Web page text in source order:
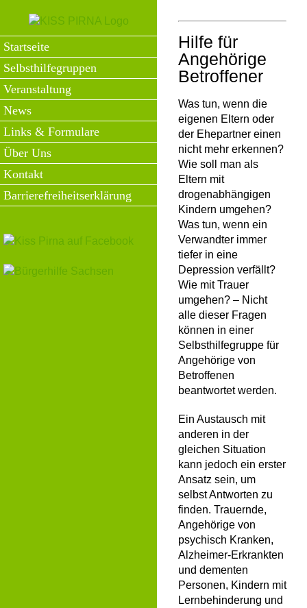
springen
Startseite
Selbsthilfegruppen
Veranstaltung
News
Links & Formulare
Über Uns
Kontakt
Barrierefreiheitserklärung
Hilfe für
Angehörige
Betroffener
Was tun, wenn die
eigenen Eltern oder
der Ehepartner einen
nicht mehr erkennen?
Wie soll man als
Eltern mit
drogenabhängigen
Kindern umgehen?
Was tun, wenn ein
Verwandter immer
tiefer in eine
Depression verfällt?
Wie mit Trauer
umgehen? – Nicht
alle dieser Fragen
können in einer
Selbsthilfegruppe für
Angehörige von
Betroffenen
beantwortet werden.
Ein Austausch mit
anderen in der
gleichen Situation
kann jedoch ein erster
Ansatz sein, um
selbst Antworten zu
finden. Trauernde,
Angehörige von
psychisch Kranken,
Alzheimer-Erkrankten
und dementen
Personen, Kindern mit
Lernbehinderung und